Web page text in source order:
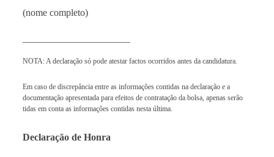
(nome completo)
NOTA: A declaração só pode atestar factos ocorridos antes da candidatura.
Em caso de discrepância entre as informações contidas na declaração e a
documentação apresentada para efeitos de contratação da bolsa, apenas serão
tidas em conta as informações contidas nesta última.
Declaração de Honra